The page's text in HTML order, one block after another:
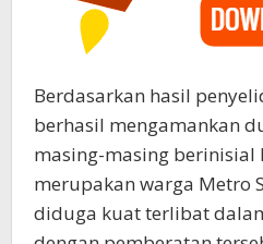
Berdasarkan hasil
berhasil mengamankan
masing-masing berinisial
merupakan warga Metro
diduga kuat terlibat